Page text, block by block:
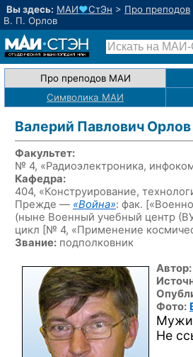
Вы здесь: МАИ♥СтЭн > Про преподов
В. П. Орлов
Про преподов МАИ
Символика МАИ
Валерий Павлович Орлов
Факультет:
№ 4, «Радиоэлектроника,
Кафедра:
404, «Конструирование,
Прежде — «Война»: фак.
(ныне Военный учебный центр
цикл [№ 4, «Применение
Звание: подполковник
Автор:
Фото:
Не